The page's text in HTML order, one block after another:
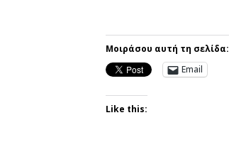
Μοιράσου αυτή τη σελίδα:
Email
Like this: